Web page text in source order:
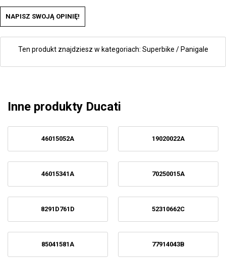
NAPISZ SWOJĄ OPINIĘ!
Ten produkt znajdziesz w kategoriach: Superbike / Panigale
Inne produkty Ducati
46015052A 19020022A
46015341A 70250015A
8291D761D 52310662C
85041581A 77914043B